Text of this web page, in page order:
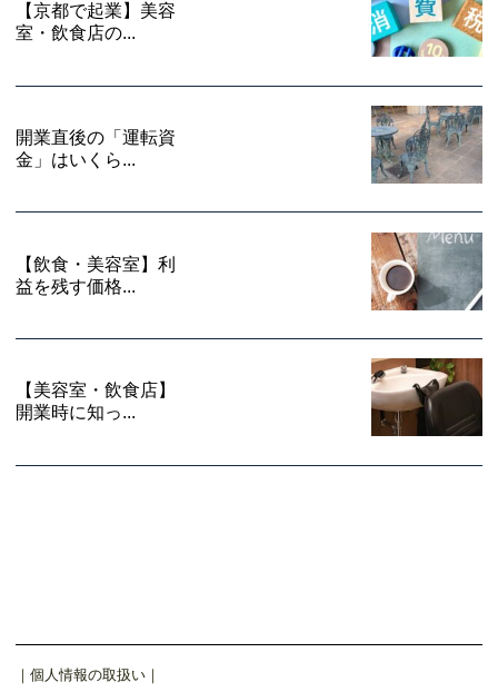
【京都で起業】美容
室・飲食店の...
開業直後の「運転資
金」はいくら...
【飲食・美容室】利
益を残す価格...
【美容室・飲食店】
開業時に知っ...
｜ 個人情報の取扱い ｜